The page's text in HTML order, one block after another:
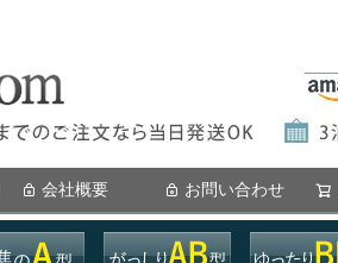
会社概要 お問い合わせ